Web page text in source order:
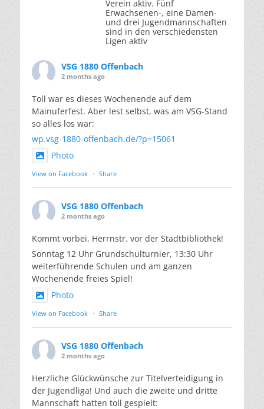
Verein aktiv. Fünf
Erwachsenen-, eine Damen-
und drei Jugendmannschaften
sind in den verschiedensten
Ligen aktiv
VSG 1880 Offenbach
2 months ago
Toll war es dieses Wochenende auf dem
Mainuferfest. Aber lest selbst, was am VSG-Stand
so alles los war:
wp.vsg-1880-offenbach.de/?p=15061
Photo
View on Facebook · Share
VSG 1880 Offenbach
2 months ago
Kommt vorbei, Herrnstr. vor der Stadtbibliothek!
Sonntag 12 Uhr Grundschulturnier, 13:30 Uhr
weiterführende Schulen und am ganzen
Wochenende freies Spiel!
Photo
View on Facebook · Share
VSG 1880 Offenbach
2 months ago
Herzliche Glückwünsche zur Titelverteidigung in
der Jugendliga! Und auch die zweite und dritte
Mannschaft hatten toll gespielt: